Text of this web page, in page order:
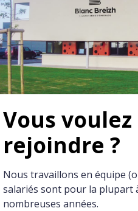
Vous
rejoindre ?
Nous travaillons en équipe
salariés sont pour la plupart
nombreuses années.